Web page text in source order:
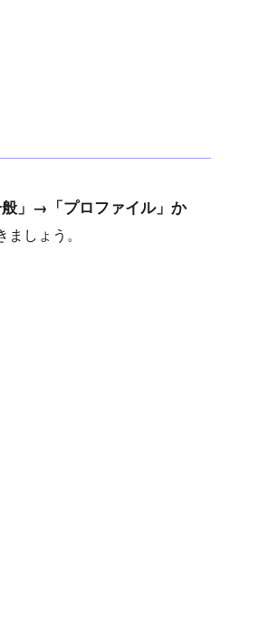
」→「プロファイル」か
しょう。